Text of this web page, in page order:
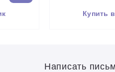
Купить
Написать